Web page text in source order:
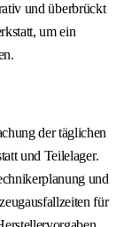
und überbrückt
um ein
der täglichen
und Teilelager.
und
für